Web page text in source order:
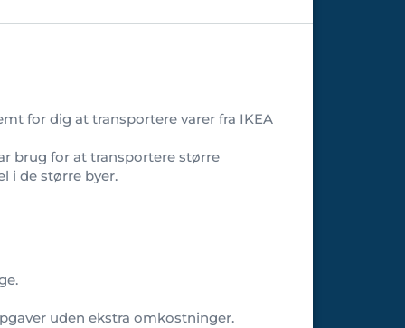
for dig at transportere varer fra IKEA
brug for at transportere større
i de større byer.
uden ekstra omkostninger.